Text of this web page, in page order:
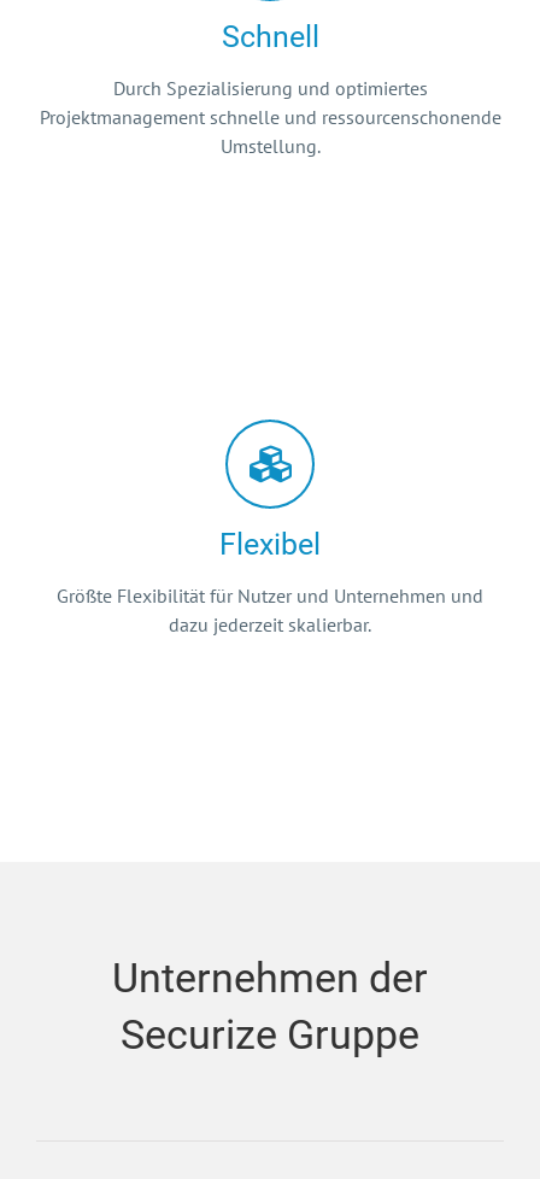
Schnell
Durch Spezialisierung und optimiertes
Projektmanagement schnelle und ressourcenschonende
Umstellung.
Flexibel
Größte Flexibilität für Nutzer und Unternehmen und
dazu jederzeit skalierbar.
Unternehmen der
Securize Gruppe